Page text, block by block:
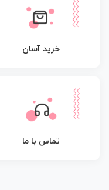
خرید آسان
تماس با ما